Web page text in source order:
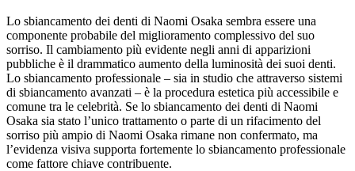
Lo sbiancamento dei denti di Naomi Osaka sembra essere una
componente probabile del miglioramento complessivo del suo
sorriso. Il cambiamento più evidente negli anni di apparizioni
pubbliche è il drammatico aumento della luminosità dei suoi denti.
Lo sbiancamento professionale – sia in studio che attraverso sistemi
di sbiancamento avanzati – è la procedura estetica più accessibile e
comune tra le celebrità. Se lo sbiancamento dei denti di Naomi
Osaka sia stato l’unico trattamento o parte di un rifacimento del
sorriso più ampio di Naomi Osaka rimane non confermato, ma
l’evidenza visiva supporta fortemente lo sbiancamento professionale
come fattore chiave contribuente.